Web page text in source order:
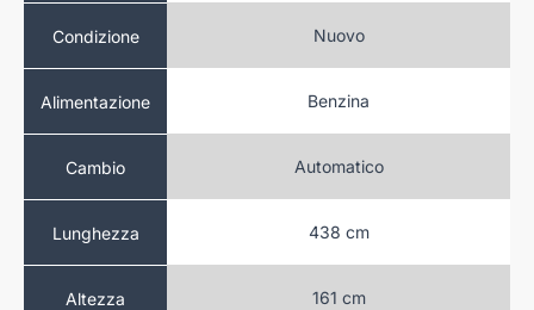
Condizione
Alimentazione
Cambio
Lunghezza
Altezza
Nuovo
Benzina
Automatico
438 cm
161 cm